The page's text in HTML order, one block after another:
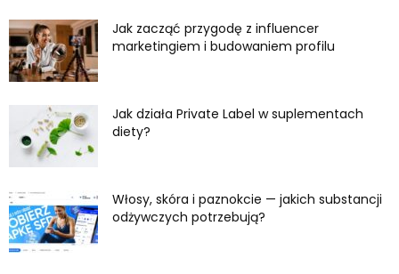
Jak zacząć przygodę z influencer
marketingiem i budowaniem profilu
Jak działa Private Label w suplementach
diety?
Włosy, skóra i paznokcie — jakich substancji
odżywczych potrzebują?